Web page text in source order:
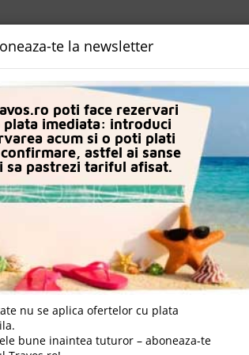
LOGINte la newsletter
poti face rezervari
plata imediata: introduci
acum si o poti plati
astfel ai sanse
sa pastrezi tariful afisat.
nu se aplica ofertelor cu plata
bune inaintea tuturor – aboneaza-te